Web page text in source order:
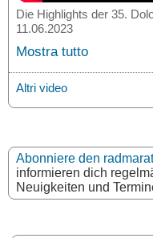
Die Highlights der 35.
11.06.2023
Mostra tutto
Altri video
Abonniere den
informieren dich
Neuigkeiten und